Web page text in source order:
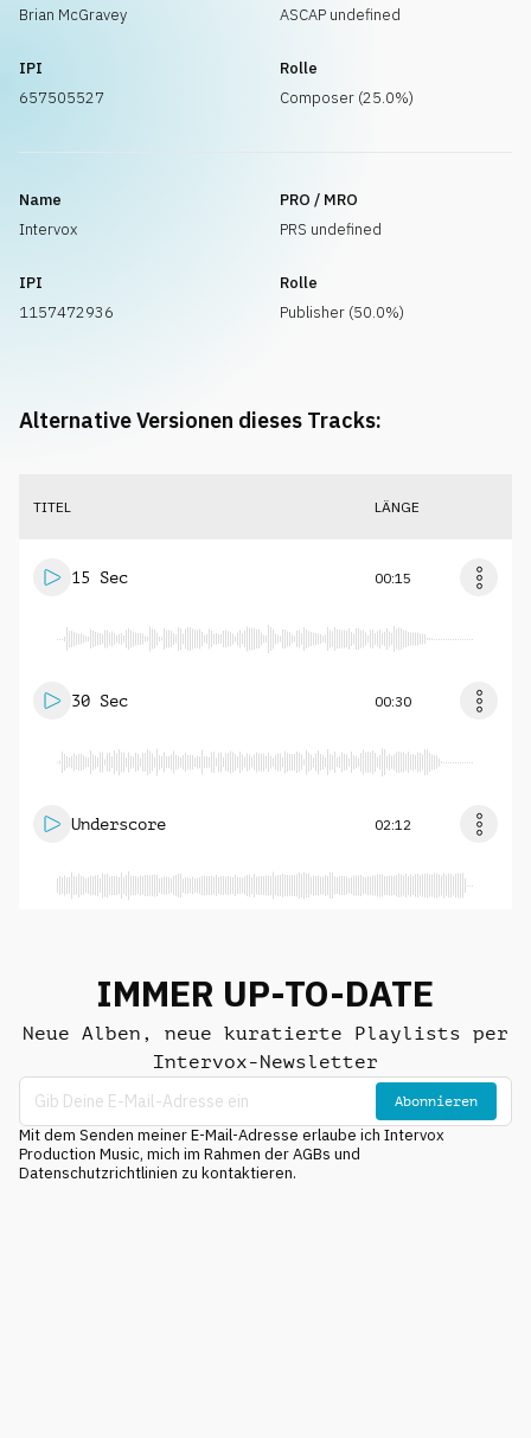
Brian McGravey
ASCAP undefined
IPI
657505527
Rolle
Composer (25.0%)
Name
Intervox
PRO / MRO
PRS undefined
IPI
1157472936
Rolle
Publisher (50.0%)
Alternative Versionen dieses Tracks:
TITEL LÄNGE
15 Sec 00:15
30 Sec 00:30
Underscore 02:12
IMMER UP-TO-DATE
Neue Alben, neue kuratierte Playlists per
Intervox-Newsletter
Abonnieren
Mit dem Senden meiner E-Mail-Adresse erlaube ich Intervox
Production Music, mich im Rahmen der AGBs und
Datenschutzrichtlinien zu kontaktieren.